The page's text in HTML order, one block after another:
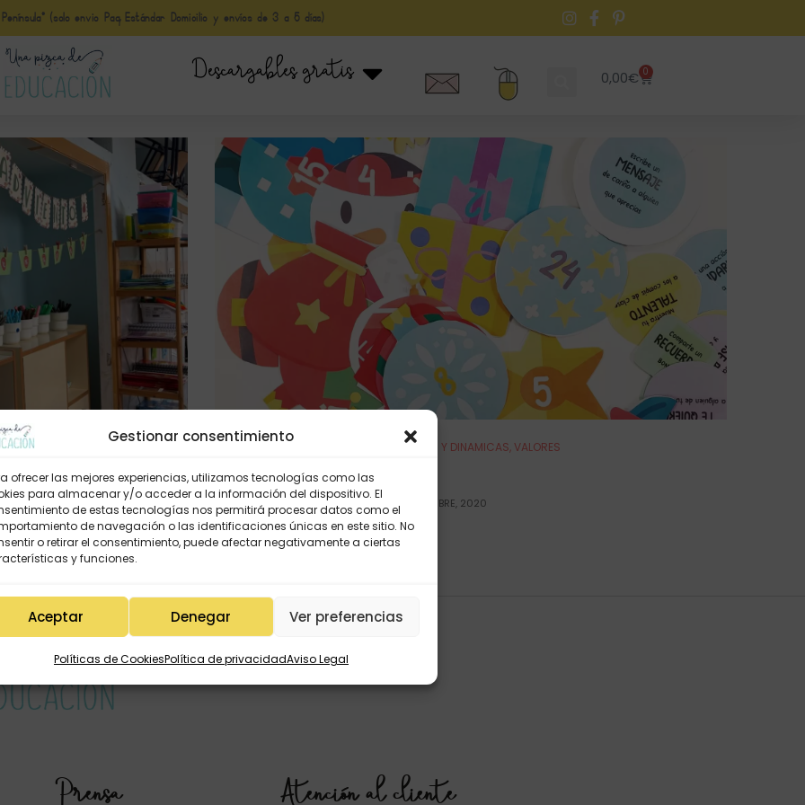
Gestionar consentimiento
ofrecer las mejores experiencias, utilizamos tecnologías como las
para almacenar y/o acceder a la información del dispositivo. El
de estas tecnologías nos permitirá procesar datos como el
de navegación o las identificaciones únicas en este sitio. No
o retirar el consentimiento, puede afectar negativamente a ciertas
y funciones.
Aceptar Denegar Ver preferencias
Políticas de CookiesPolítica de privacidadAviso Legal
(solo envio Paq Estándar Domicilio y envíos de 3 a 5 días)
Descargables gratis 0,00€ 0
día
JUEGOS Y DINAMICAS,VALORES
Calendario de adviento
PORUNA PIZCA DE EDUCACIÓN 30NOVIEMBRE, 2020
Leer más
Prensa Atención al cliente